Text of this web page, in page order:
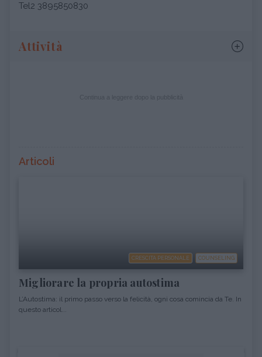
Tel2 3895850830
Attività
Articoli
CRESCITA PERSONALE COUNSELING
Migliorare la propria autostima
L’Autostima: il primo passo verso la felicità, ogni cosa comincia da Te. In
questo articol...